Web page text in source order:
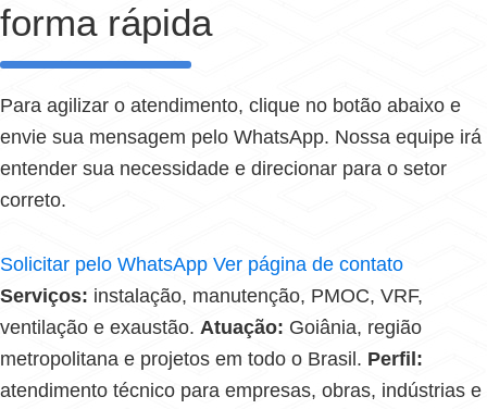
forma rápida
Para agilizar o atendimento, clique no botão abaixo e
envie sua mensagem pelo WhatsApp. Nossa equipe irá
entender sua necessidade e direcionar para o setor
correto.
Solicitar pelo WhatsApp Ver página de contato
Serviços: instalação, manutenção, PMOC, VRF,
ventilação e exaustão. Atuação: Goiânia, região
metropolitana e projetos em todo o Brasil. Perfil:
atendimento técnico para empresas, obras, indústrias e